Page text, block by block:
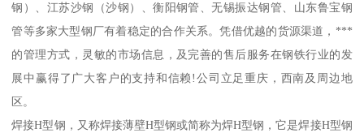
钢）、江苏沙钢（沙钢）、衡阳钢管、无锡振达钢管、山东鲁宝钢
管等多家大型钢厂有着稳定的合作关系。凭借优越的货源渠道，***
的管理方式，灵敏的市场信息，及完善的售后服务在钢铁行业的发
展中赢得了广大客户的支持和信赖!公司立足重庆，西南及周边地
区。
焊接H型钢，又称焊接薄壁H型钢或简称为焊H型钢，它是焊接H型钢